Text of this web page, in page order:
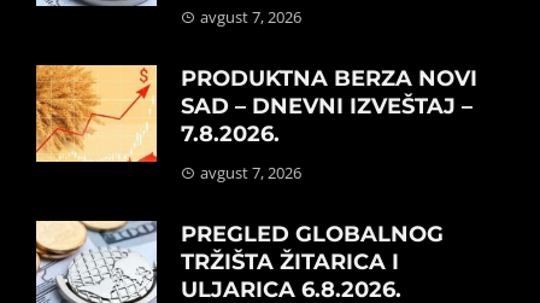
avgust 7, 2026
PRODUKTNA BERZA NOVI
SAD – DNEVNI IZVEŠTAJ –
7.8.2026.
avgust 7, 2026
PREGLED GLOBALNOG
TRŽIŠTA ŽITARICA I
ULJARICA 6.8.2026.